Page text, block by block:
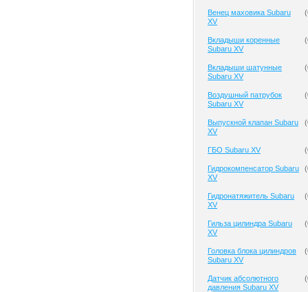
Венец маховика Subaru
XV
(
Вкладыши коренные
Subaru XV
(
Вкладыши шатунные
Subaru XV
(
Воздушный патрубок
Subaru XV
(
Выпускной клапан Subaru
XV
(
ГБО Subaru XV (
Гидрокомпенсатор Subaru
XV
(
Гидронатяжитель Subaru
XV
(
Гильза цилиндра Subaru
XV
(
Головка блока цилиндров
Subaru XV
(
Датчик абсолютного
давления Subaru XV
(